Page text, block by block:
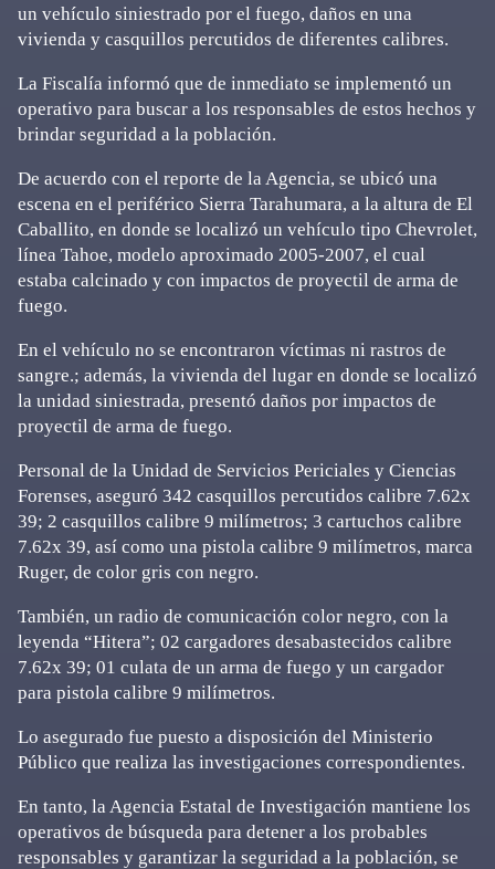
un vehículo siniestrado por el fuego, daños en una
vivienda y casquillos percutidos de diferentes calibres.
La Fiscalía informó que de inmediato se implementó un
operativo para buscar a los responsables de estos hechos y
brindar seguridad a la población.
De acuerdo con el reporte de la Agencia, se ubicó una
escena en el periférico Sierra Tarahumara, a la altura de El
Caballito, en donde se localizó un vehículo tipo Chevrolet,
línea Tahoe, modelo aproximado 2005-2007, el cual
estaba calcinado y con impactos de proyectil de arma de
fuego.
En el vehículo no se encontraron víctimas ni rastros de
sangre.; además, la vivienda del lugar en donde se localizó
la unidad siniestrada, presentó daños por impactos de
proyectil de arma de fuego.
Personal de la Unidad de Servicios Periciales y Ciencias
Forenses, aseguró 342 casquillos percutidos calibre 7.62x
39; 2 casquillos calibre 9 milímetros; 3 cartuchos calibre
7.62x 39, así como una pistola calibre 9 milímetros, marca
Ruger, de color gris con negro.
También, un radio de comunicación color negro, con la
leyenda “Hitera”; 02 cargadores desabastecidos calibre
7.62x 39; 01 culata de un arma de fuego y un cargador
para pistola calibre 9 milímetros.
Lo asegurado fue puesto a disposición del Ministerio
Público que realiza las investigaciones correspondientes.
En tanto, la Agencia Estatal de Investigación mantiene los
operativos de búsqueda para detener a los probables
responsables y garantizar la seguridad a la población, se